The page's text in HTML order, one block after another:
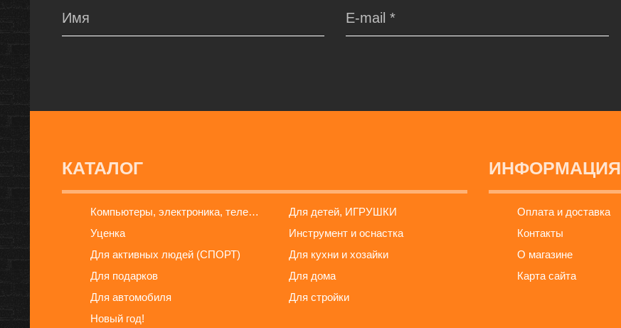
КАТАЛОГ
Компьютеры, электроника, телефоны
Для детей, ИГРУШКИ
Уценка
Инструмент и оснастка
Для активных людей (СПОРТ)
Для кухни и хозайки
Для подарков
Для дома
Для автомобиля
Для стройки
Новый год!
ИНФОРМАЦИЯ
Оплата и доставка
Контакты
О магазине
Карта сайта